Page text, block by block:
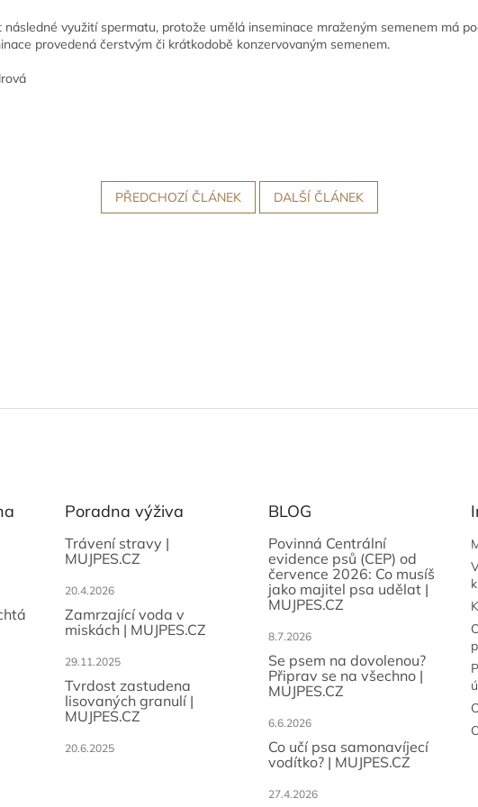
následné využití spermatu, protože umělá inseminace mraženým semenem má
provedená čerstvým či krátkodobě konzervovaným semenem.
PŘEDCHOZÍ ČLÁNEK DALŠÍ ČLÁNEK
Poradna výživa
Trávení stravy |
MUJPES.CZ
20.4.2026
Zamrzající voda v
miskách | MUJPES.CZ
29.11.2025
Tvrdost zastudena
lisovaných granulí |
MUJPES.CZ
20.6.2025
BLOG
Povinná Centrální
evidence psů (CEP) od
července 2026: Co musíš
jako majitel psa udělat |
MUJPES.CZ
8.7.2026
Se psem na dovolenou?
Připrav se na všechno |
MUJPES.CZ
6.6.2026
Co učí psa samonavíjecí
vodítko? | MUJPES.CZ
27.4.2026